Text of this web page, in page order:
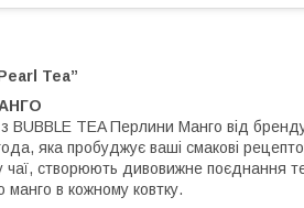
Tea”
BUBBLE TEA Перлини Манго від
яка пробуджує ваші смакові
створюють дивовижне поєднання
манго в кожному ковтку.